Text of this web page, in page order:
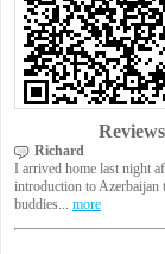
Reviews
Richard
I arrived home last night
introduction to Azerbaijan
buddies... more